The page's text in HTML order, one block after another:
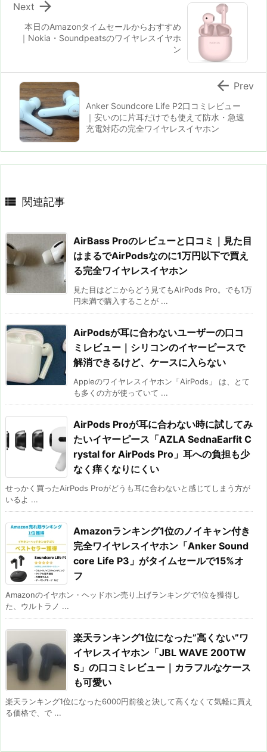
本日のAmazonタイムセールからおすすめ
｜Nokia・Soundpeatsのワイヤレスイヤホ
ン

Next
Anker Soundcore Life P2口コミレビュー
｜安いのに片耳だけでも使えて防水・急速
充電対応の完全ワイヤレスイヤホン
 Prev
 関連記事
AirBass Proのレビューと口コミ｜見た目
はまるでAirPodsなのに1万円以下で買え
る完全ワイヤレスイヤホン
見た目はどこからどう見てもAirPods Pro。でも1万
円未満で購入することが ...
AirPodsが耳に合わないユーザーの口コ
ミレビュー｜シリコンのイヤーピースで
解消できるけど、ケースに入らない
Appleのワイヤレスイヤホン「AirPods」 は、とて
も多くの方が使っていて ...
AirPods Proが耳に合わない時に試してみ
たいイヤーピース「AZLA SednaEarfit C
rystal for AirPods Pro」耳への負担も少
なく痒くなりにくい
せっかく買ったAirPods Proがどうも耳に合わないと感じてしまう方が
いるよ ...
Amazonランキング1位のノイキャン付き
完全ワイヤレスイヤホン「Anker Sound
core Life P3」がタイムセールで15%オ
フ
Amazonのイヤホン・ヘッドホン売り上げランキングで1位を獲得し
た、ウルトラノ ...
楽天ランキング1位になった”高くない”ワ
イヤレスイヤホン「JBL WAVE 200TW
S」の口コミレビュー｜カラフルなケース
も可愛い
楽天ランキング1位になった6000円前後と決して高くなくて気軽に買え
る価格で、で ...